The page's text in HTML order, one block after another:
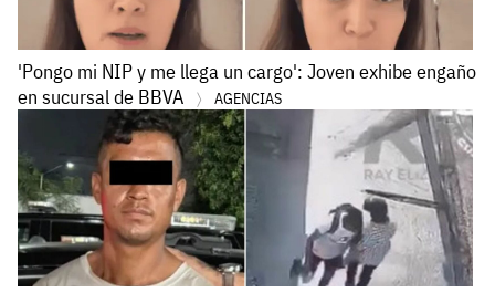
'Pongo mi NIP y me llega un cargo': Joven exhibe engaño
en sucursal de BBVA
AGENCIAS